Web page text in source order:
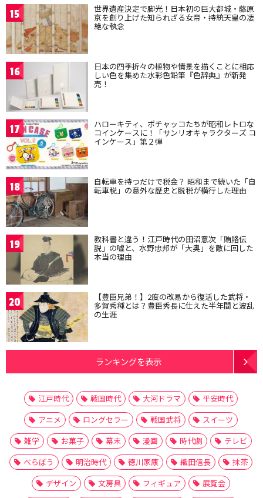
15 世界遺産決定で脚光！日本初の巨大都城・藤原
京を創り上げた知られざる女帝・持統天皇の凄
絶な執念
16 日本の四季折々の植物や情景を描くことに相応
しい色を集めた水彩色鉛筆『色辞典』が新発
売！
17 ハローキティ、ポチャッコたちが昭和レトロな
コインケースに！「サンリオキャラクターズ コ
インケース」第２弾
18 自転車を持つだけで税金？ 昭和まで続いた「自
転車税」の意外な歴史と脱税が横行した理由
19 教科書と違う！江戸時代の田沼意次「賄賂伝
説」の嘘と、水野忠邦が「大奥」を敵に回した
本当の理由
20 【豊臣兄弟！】2度の改易から復活した武将・
多賀秀種とは？豊臣秀長に仕えた半年間と波乱
の生涯
ランキングを表示
江戸時代 戦国時代 大河ドラマ
平安時代
アニメ
ロングセラー 戦国武将
スイーツ
雑学
お菓子 幕末 漫画 時代劇
テレビ
べらぼう
明治時代 徳川家康 織田信長
抹茶
デザイン
文房具 フィギュア
展覧会